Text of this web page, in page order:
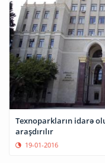
Texnoparkların idarə
araşdırılır
19-01-2016